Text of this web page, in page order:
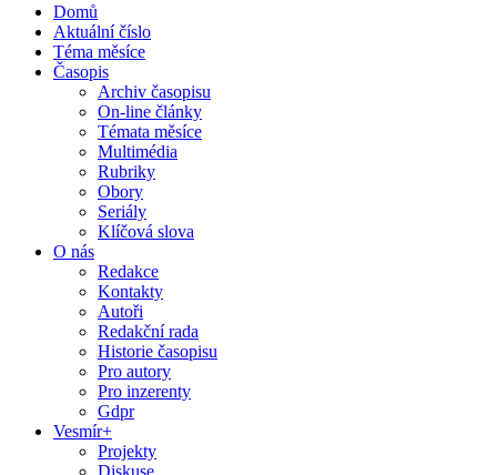
Domů
Aktuální číslo
Téma měsíce
Časopis
Archiv časopisu
On-line články
Témata měsíce
Multimédia
Rubriky
Obory
Seriály
Klíčová slova
O nás
Redakce
Kontakty
Autoři
Redakční rada
Historie časopisu
Pro autory
Pro inzerenty
Gdpr
Vesmír+
Projekty
Diskuse